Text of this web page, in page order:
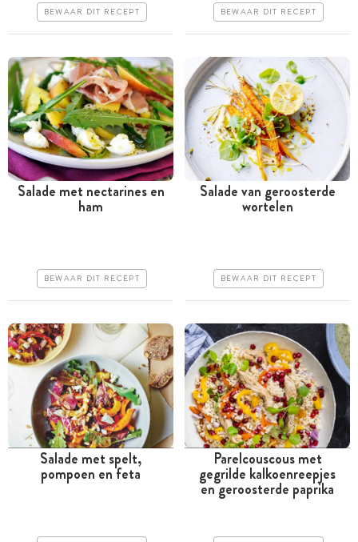
Erg makkelijk
BEWAAR DIT RECEPT BEWAAR DIT RECEPT
Minder dan 30 minuten
Erg makkelijk
Salade met nectarines en
ham
BEWAAR DIT RECEPT
Tussen 30 minuten en 1
Salade van geroosterde
wortelen
BEWAAR DIT RECEPT
Tussen 30 minuten en 1
Salade met spelt,
pompoen en feta
Tussen 30 minuten en 1
uur
Parelcouscous met
gegrilde kalkoenreepjes
en geroosterde paprika